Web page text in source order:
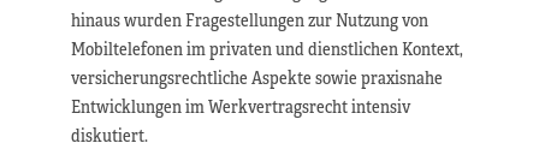
hinaus wurden Fragestellungen zur Nutzung von
Mobiltelefonen im privaten und dienstlichen Kontext,
versicherungsrechtliche Aspekte sowie praxisnahe
Entwicklungen im Werkvertragsrecht intensiv
diskutiert.